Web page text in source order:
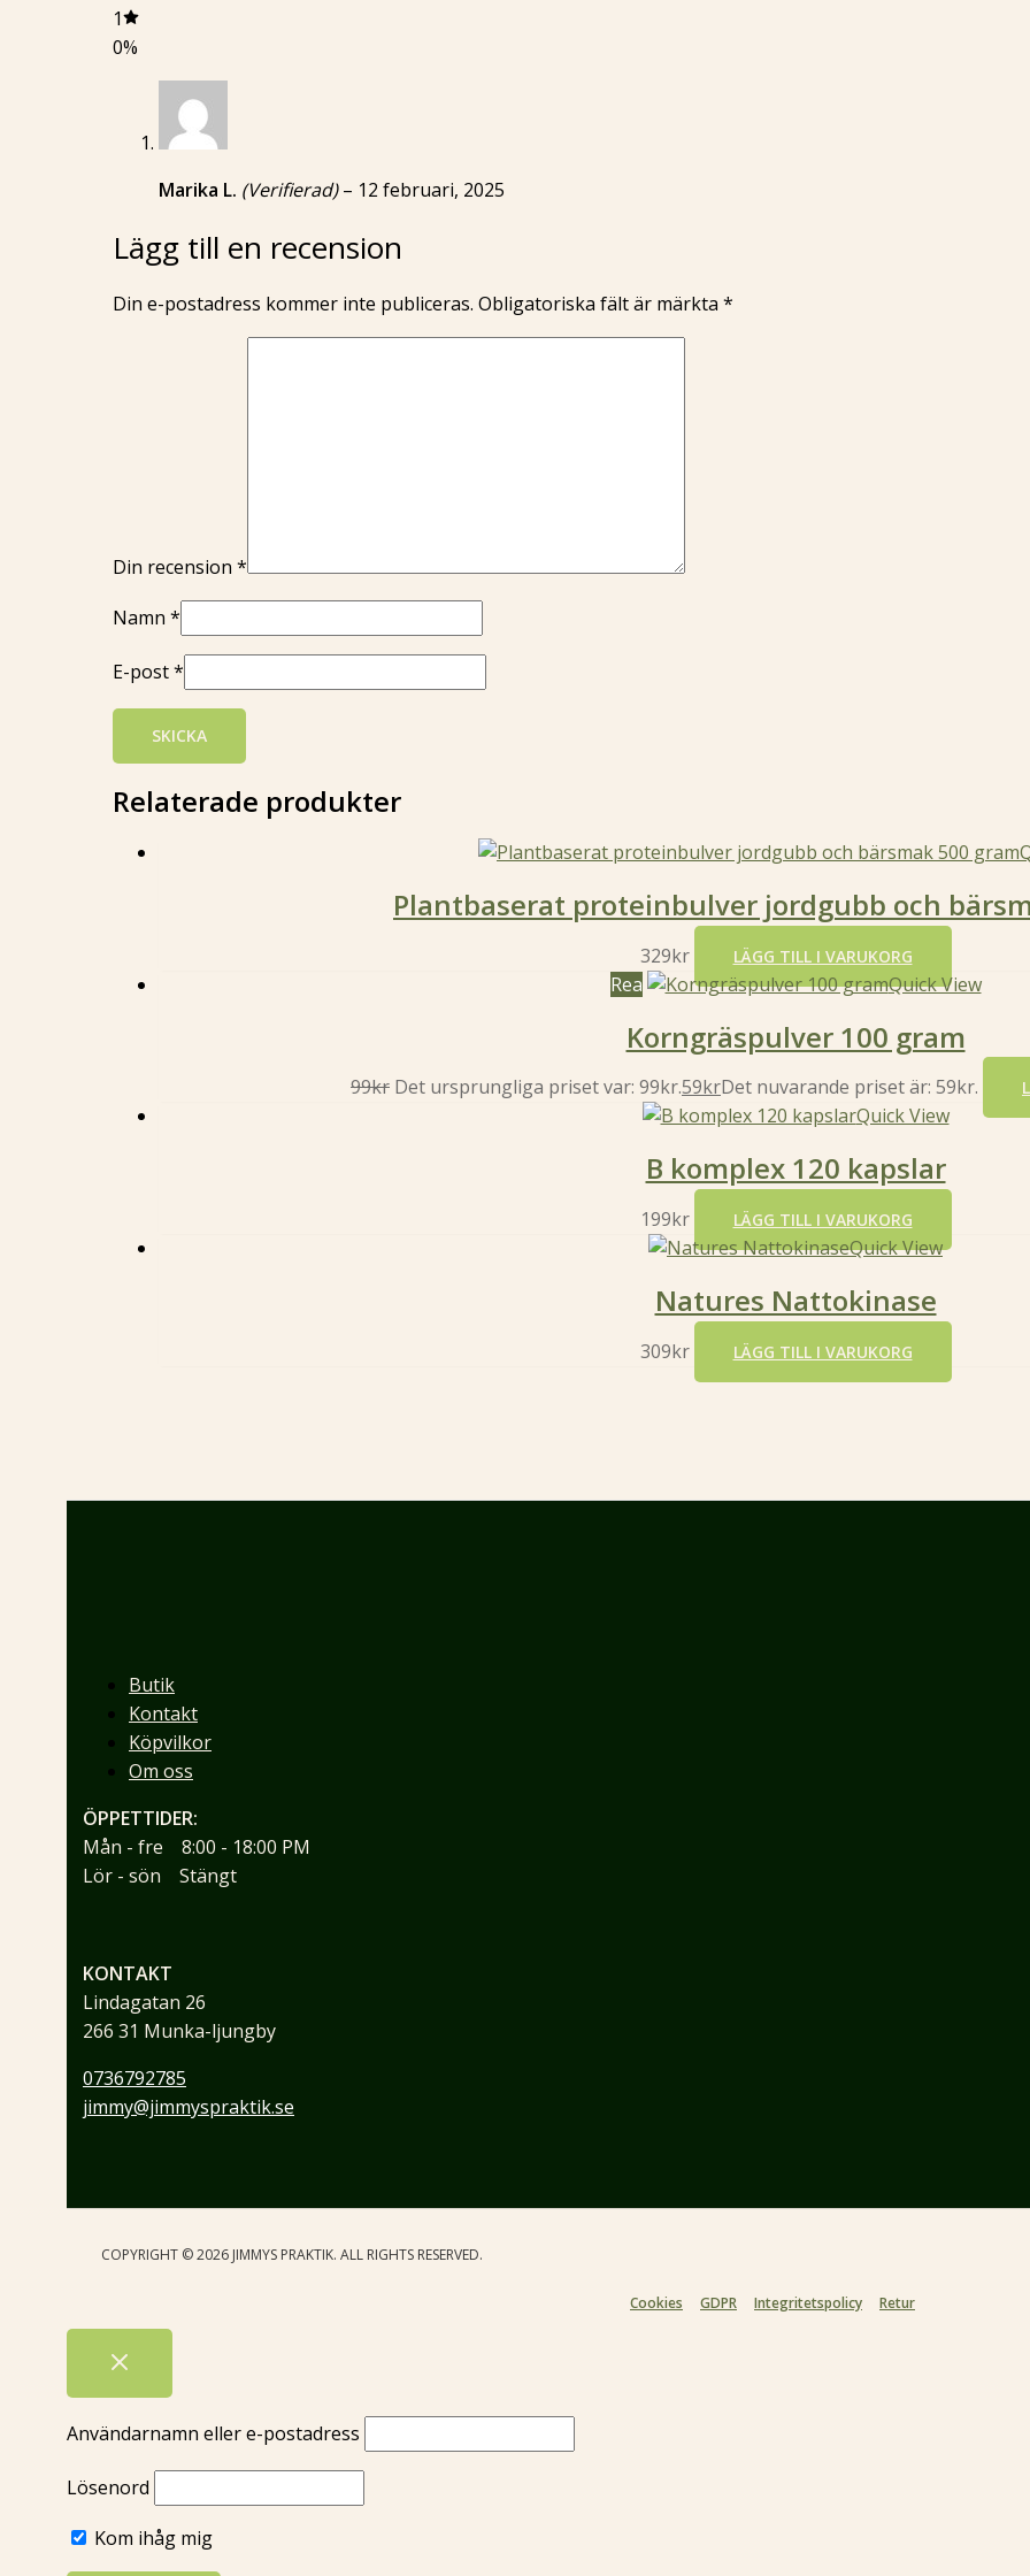
1
0%
Marika L. (Verifierad) – 12 februari, 2025
Lägg till en recension
Din e-postadress kommer inte publiceras. Obligatoriska fält är märkta *
Din recension *
Namn *
E-post*
Relaterade produkter
Plantbaserat proteinbulver jordgubb och
329kr LÄGG TILL I VARUKORG
Rea Quick View
Korngräspulver 100 gram
99kr Det ursprungliga priset var: 99kr.59krDet nuvarande priset är: 59kr.
Quick View
B komplex 120 kapslar
199kr LÄGG TILL I VARUKORG
Quick View
Natures Nattokinase
309kr LÄGG TILL I VARUKORG
Butik
Kontakt
Köpvilkor
Om oss
ÖPPETTIDER:
Mån - fre 8:00 - 18:00 PM
Lör - sön Stängt
KONTAKT
Lindagatan 26
266 31 Munka-ljungby
0736792785
jimmy@jimmyspraktik.se
COPYRIGHT © 2026 JIMMYS PRAKTIK. ALL RIGHTS RESERVED.
Cookies GDPR Integritetspolicy Retur
Användarnamn eller e-postadress
Lösenord
Kom ihåg mig